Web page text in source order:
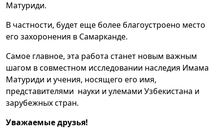
Матуриди.
В частности, будет еще более благоустроено место
его захоронения в Самарканде.
Самое главное, эта работа станет новым важным
шагом в совместном исследовании наследия Имама
Матуриди и учения, носящего его имя,
представителями науки и улемами Узбекистана и
зарубежных стран.
Уважаемые друзья!